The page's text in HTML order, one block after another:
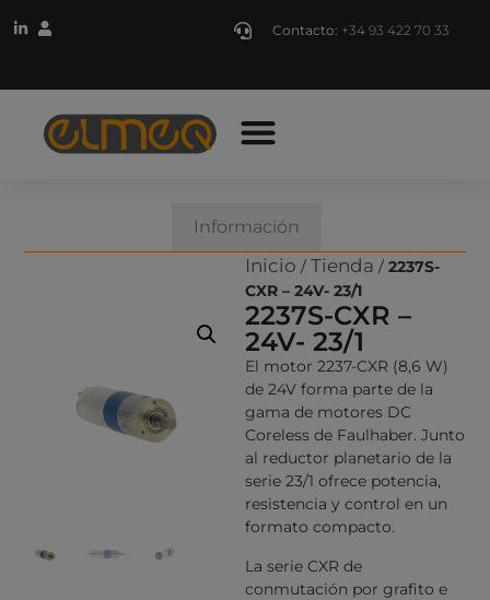
Contacto: +34 93 422 70 33
Información
Inicio / Tienda / 2237S-
CXR – 24V- 23/1
2237S-CXR –
24V- 23/1
El motor 2237-CXR (8,6 W)
de 24V forma parte de la
gama de motores DC
Coreless de Faulhaber. Junto
al reductor planetario de la
serie 23/1 ofrece potencia,
resistencia y control en un
formato compacto.
La serie CXR de
conmutación por grafito e